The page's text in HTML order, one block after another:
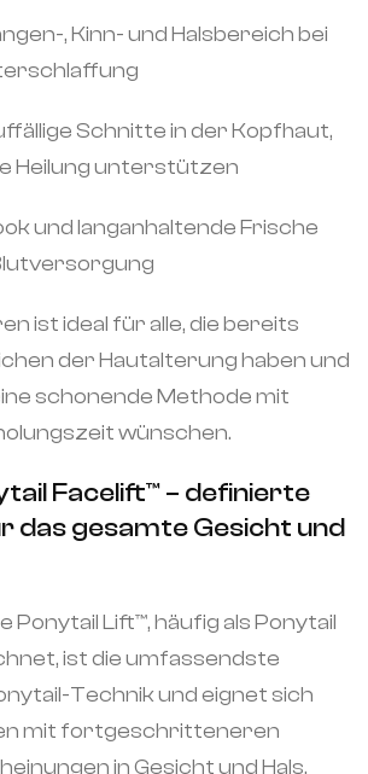
, Kinn- und Halsbereich bei
Schnitte in der Kopfhaut,
Heilung unterstützen
und langanhaltende Frische
ist ideal für alle, die bereits
der Hautalterung haben und
schonende Methode mit
wünschen.
Facelift™️ – definierte
das gesamte Gesicht und
Ponytail Lift™️, häufig als Ponytail
ist die umfassendste
Technik und eignet sich
mit fortgeschritteneren
in Gesicht und Hals.